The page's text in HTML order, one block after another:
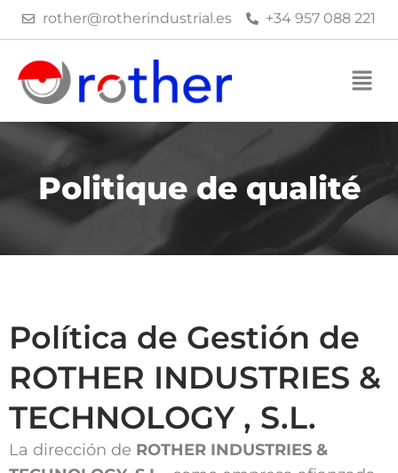
contenu
rother@rotherindustrial.es +34 957 088 221
Politique de qualité
Política de Gestión de
ROTHER INDUSTRIES &
TECHNOLOGY , S.L.
La dirección de ROTHER INDUSTRIES &